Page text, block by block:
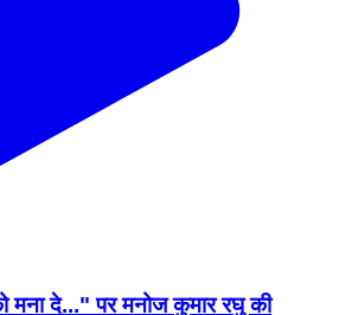
मना दे..." पर मनोज कुमार रघु की